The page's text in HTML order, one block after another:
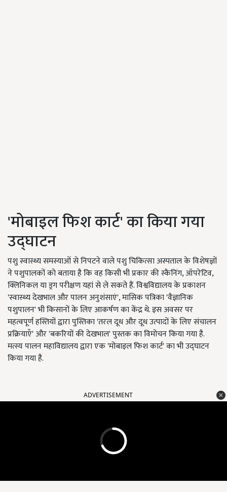
'मोबाइल फिश कार्ट' का किया गया
उद्घाटन
पशु स्वास्थ्य समस्याओं से निपटने वाले पशु चिकित्सा अस्पताल के विशेषज्ञों
ने पशुपालकों को बताया है कि वह किसी भी प्रकार की स्कैनिंग, ऑपरेटिव,
क्लिनिकल या ड्रग परीक्षण यहां से ले सकते हैं. विश्वविद्यालय के प्रकाशन
'स्वास्थ्य देखभाल और पालन अनुशंसाएं', मासिक पत्रिका 'वैज्ञानिक
पशुपालन' भी किसानों के लिए आकर्षण का केंद्र थे. इस अवसर पर
महत्वपूर्ण हस्तियों द्वारा पुस्तिका 'तरल दूध और दूध उत्पादों के लिए संचालन
प्रक्रियाएँ' और 'बकरियों की देखभाल' पुस्तक का विमोचन किया गया है.
मत्स्य पालन महाविद्यालय द्वारा एक 'मोबाइल फिश कार्ट' का भी उद्घाटन
किया गया है.
ADVERTISEMENT